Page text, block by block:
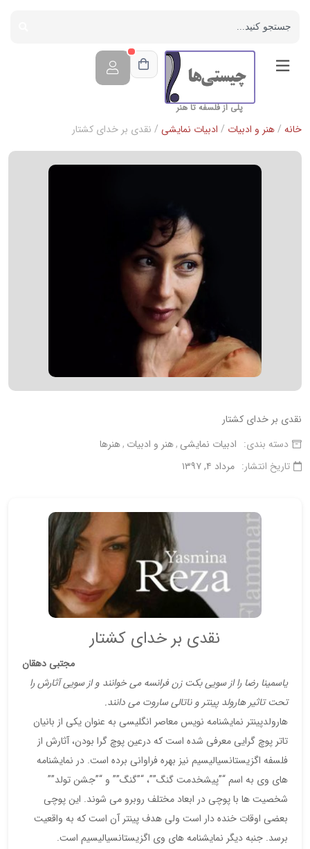
پلی از فلسفه تا هنر
خانه /هنر و ادبیات / ادبیات نمایشی / نقدی بر خدای کشتار
نقدی بر خدای کشتار
دسته بندی: ادبیات نمایشی هنر و ادبیات هنرها
تاریخ انتشار: مرداد ۴, ۱۳۹۷
نقدی بر خدای کشتار
مجتبی دهقان
یاسمینا رضا را از سویی بکت زن فرانسه می خوانند و از سویی آثارش را
تحت تاثیر هارولد پینتر و ناتالی ساروت می دانند.
هارولدپینتر نمایشنامه نویس معاصر انگلیسی به عنوان یکی از بانیان
تاتر پوچ گرایی معرفی شده است که درعین پوچ گرا بودن، آثارش از
فلسفه اگزیستانسیالیسیم نیز بهره فراوانی برده است. در نمایشنامه
های وی به اسم “”پیشخدمت گنگ””، “”گنگ”” و “”جشن تولد””
شخصیت ها با پوچی در ابعاد مختلف روبرو می شوند. این پوچی
بعضی اوقات خنده دار است ولی هدف پینتر آن است که به واقعیت
برسد. جنبه دیگر نمایشنامه های وی اگزیستانسیالیسیم است.